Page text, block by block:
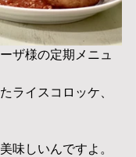
ザ様の定期メニュ
ライスコロッケ、
味しいんですよ。